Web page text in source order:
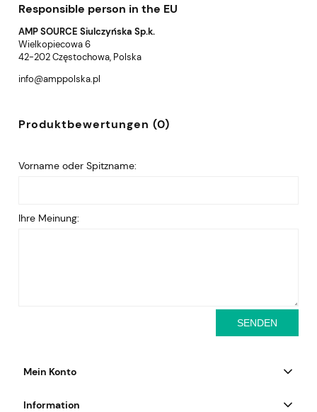
Responsible person in the EU
AMP SOURCE Siulczyńska Sp.k.
Wielkopiecowa 6
42-202 Częstochowa, Polska
info@amppolska.pl
Produktbewertungen (0)
Vorname oder Spitzname:
Ihre Meinung:
SENDEN
Mein Konto
Information